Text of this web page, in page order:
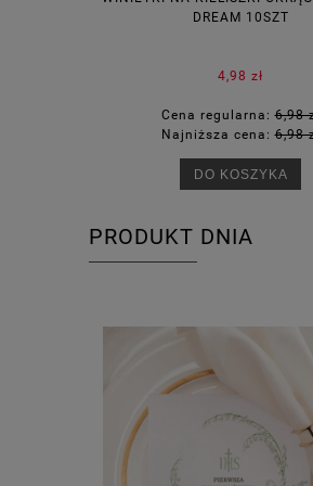
DREAM 10SZT
4,98 zł
Cena regularna:6,98
Najniższa cena:6,98
DO KOSZYKA
PRODUKT DNIA